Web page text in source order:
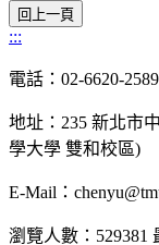
:::
電話：02-6620-
地址：235 新北市
學大學 雙和校區)
E-Mail：
瀏覽人數：529381